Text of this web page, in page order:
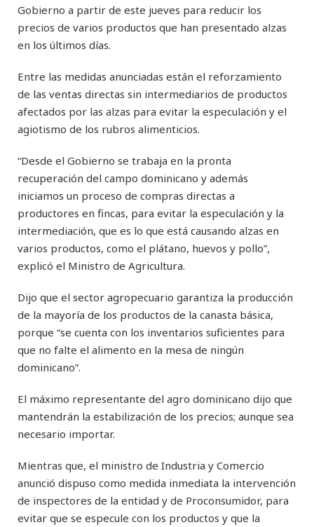
Gobierno a partir de este jueves para reducir los
precios de varios productos que han presentado alzas
en los últimos días.
Entre las medidas anunciadas están el reforzamiento
de las ventas directas sin intermediarios de productos
afectados por las alzas para evitar la especulación y el
agiotismo de los rubros alimenticios.
“Desde el Gobierno se trabaja en la pronta
recuperación del campo dominicano y además
iniciamos un proceso de compras directas a
productores en fincas, para evitar la especulación y la
intermediación, que es lo que está causando alzas en
varios productos, como el plátano, huevos y pollo”,
explicó el Ministro de Agricultura.
Dijo que el sector agropecuario garantiza la producción
de la mayoría de los productos de la canasta básica,
porque “se cuenta con los inventarios suficientes para
que no falte el alimento en la mesa de ningún
dominicano”.
El máximo representante del agro dominicano dijo que
mantendrán la estabilización de los precios; aunque sea
necesario importar.
Mientras que, el ministro de Industria y Comercio
anunció dispuso como medida inmediata la intervención
de inspectores de la entidad y de Proconsumidor, para
evitar que se especule con los productos y que la